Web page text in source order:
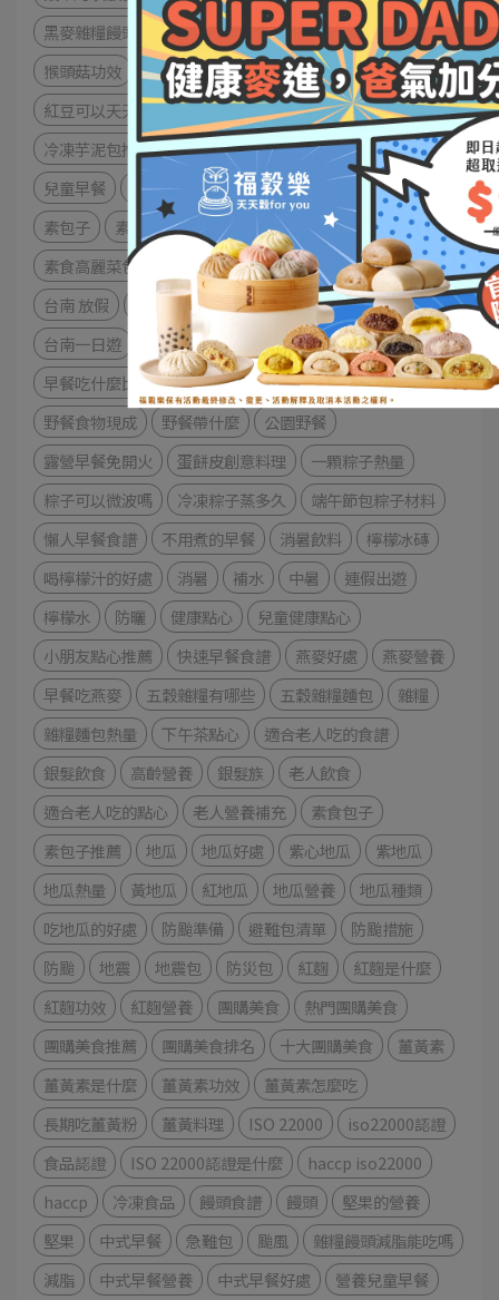
黑麥雜糧饅頭
健康水餃
猴頭菇鮮蔬雜糧水餃
猴頭菇功效
水餃怎麼煮 膳食纖維 紅豆
紅豆功效
紅豆可以天天吃嗎
紅豆是澱粉嗎
芋頭功效
冷凍芋泥包推薦
芋頭包子做法
芋頭包熱量
兒童早餐
早餐靈感 幼兒早餐
小學生快速早餐
素包子
素食菜包 健康早餐
高膳食纖維
素食高麗菜包
全中運 2025 運動賽事
全中運跆拳道
台南 放假
全中運 2025 台南旅遊
台南伴手禮推薦
台南一日遊
辦公室團購美食
包子推薦
早餐吃什麼比較健康
健康餐盒
風格野餐日
野餐食物現成
野餐帶什麼
公園野餐
露營早餐免開火
蛋餅皮創意料理
一顆粽子熱量
粽子可以微波嗎
冷凍粽子蒸多久
端午節包粽子材料
懶人早餐食譜
不用煮的早餐 消暑飲料
檸檬冰磚
喝檸檬汁的好處
消暑 補水 中暑
連假出遊
檸檬水
防曬 健康點心
兒童健康點心
小朋友點心推薦
快速早餐食譜 燕麥好處
燕麥營養
早餐吃燕麥
五穀雜糧有哪些 五穀雜糧麵包
雜糧
雜糧麵包熱量
下午茶點心
適合老人吃的食譜
銀髮飲食
高齡營養 銀髮族
老人飲食
適合老人吃的點心
老人營養補充
素食包子
素包子推薦
地瓜 地瓜好處 紫心地瓜
紫地瓜
地瓜熱量
黃地瓜 紅地瓜 地瓜營養
地瓜種類
吃地瓜的好處
防颱準備 避難包清單
防颱措施
防颱
地震 地震包 防災包 紅麴
紅麴是什麼
紅麴功效
紅麴營養 團購美食
熱門團購美食
團購美食推薦
團購美食排名 十大團購美食
薑黃素
薑黃素是什麼
薑黃素功效
薑黃素怎麼吃
長期吃薑黃粉
薑黃料理 ISO 22000
iso22000認證
食品認證
ISO 22000認證是什麼
haccp iso22000
haccp
冷凍食品 饅頭食譜 饅頭
堅果的營養
堅果
中式早餐 急難包 颱風
雜糧饅頭減脂能吃嗎
減脂
中式早餐營養 中式早餐好處
營養兒童早餐